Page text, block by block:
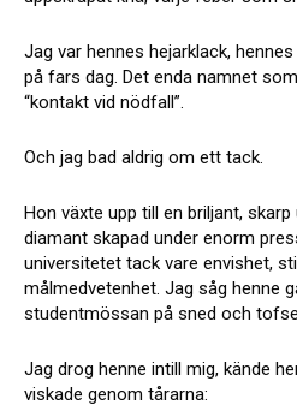
Jag var hennes hejarklack,
på fars dag. Det enda namnet
“kontakt vid nödfall”.
Och jag bad aldrig om ett tack.
Hon växte upp till en briljant,
diamant skapad under enorm
universitetet tack vare envishet,
målmedvetenhet. Jag såg henne
studentmössan på sned och
Jag drog henne intill mig, kände
viskade genom tårarna: